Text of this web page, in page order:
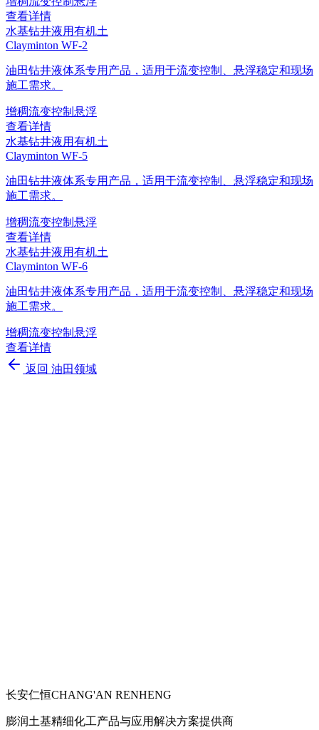
查看详情
水基钻井液用有机土
Clayminton WF-2
油田钻井液体系专用产品，适用于流变控制、悬浮稳定和现场
施工需求。
增稠流变控制 悬浮
查看详情
水基钻井液用有机土
Clayminton WF-5
油田钻井液体系专用产品，适用于流变控制、悬浮稳定和现场
施工需求。
增稠流变控制 悬浮
查看详情
水基钻井液用有机土
Clayminton WF-6
油田钻井液体系专用产品，适用于流变控制、悬浮稳定和现场
施工需求。
增稠流变控制 悬浮
查看详情
返回 油田领域
长安仁恒CHANG'AN RENHENG
膨润土基精细化工产品与应用解决方案提供商